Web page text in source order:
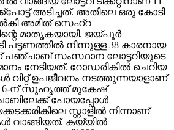
അടിച്ചത്. അതിലെ ഒരു കോടി
അമിത് സെഹ്‌റ
മാതൃകയായി. ജയ്പൂര്‍
പട്ടണത്തില്‍ നിന്നുള്ള 38 കാരനായ
സംസ്ഥാന ലോട്ടറിയുടെ
നേടിയത്. റോഡരികില്‍ ചെറിയ
വിറ്റ് ഉപജീവനം നടത്തുന്നയാളാണ്
16-ന് സുഹൃത്ത് മുകേഷ്
പോയപ്പോള്‍
സ്റ്റാളില്‍ നിന്നാണ്
വാങ്ങിയത്. കയ്യില്‍